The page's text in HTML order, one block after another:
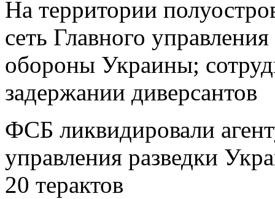
На территории
сеть Главного
обороны Украины;
задержании диверсантов
ФСБ ликвидировали
управления разведки
20 терактов